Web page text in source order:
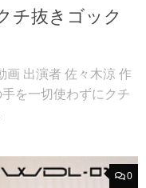
チ抜きゴック
画 出演者 佐々木涼 作
を一切使わずにクチ
0